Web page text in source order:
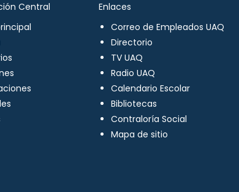
Central
Enlaces
Correo de Empleados UAQ
Directorio
TV UAQ
Radio UAQ
Calendario Escolar
Bibliotecas
Contraloría Social
Mapa de sitio